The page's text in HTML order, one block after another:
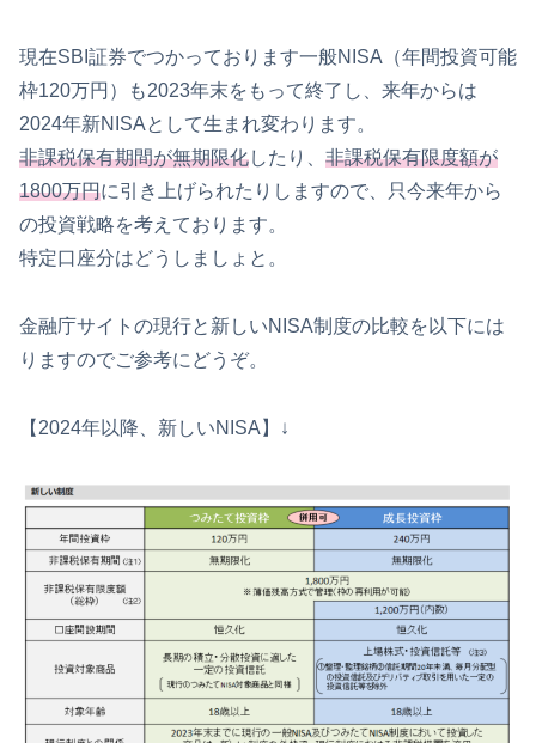
現在SBI証券でつかっております一般NISA（年間投資可能
枠120万円）も2023年末をもって終了し、来年からは
2024年新NISAとして生まれ変わります。
非課税保有期間が無期限化したり、 非課税保有限度額が
1800万円に引き上げられたりしますので、只今来年から
の投資戦略を考えております。
特定口座分はどうしましょと。
金融庁サイトの現行と新しいNISA制度の比較を以下には
りますのでご参考にどうぞ。
【2024年以降、新しいNISA】↓